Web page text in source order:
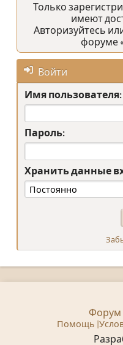
Только
имеют
Авторизуйтесь
форуме
Войти
Имя пользователя:
Пароль:
Хранить данные
Форум
Помощь